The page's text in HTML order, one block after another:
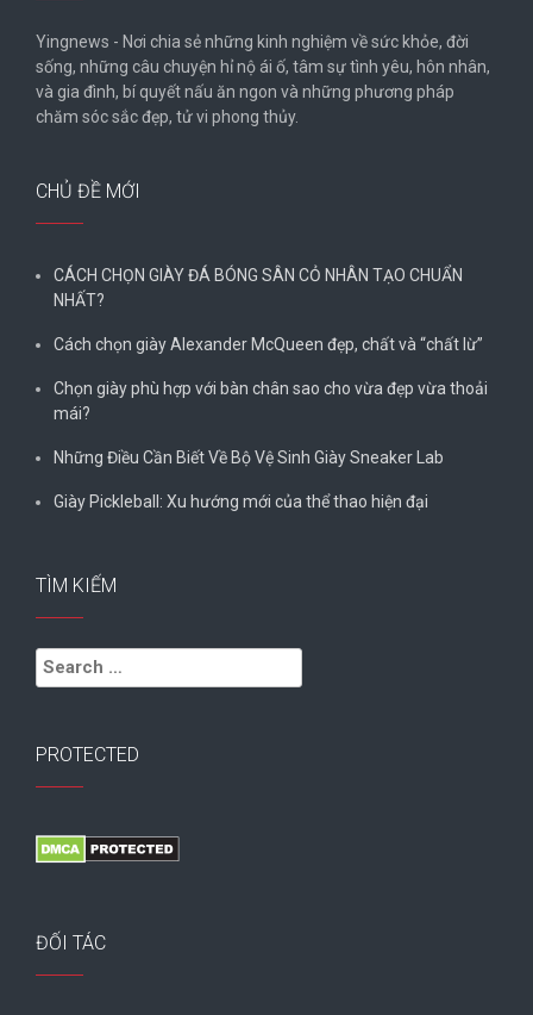
Yingnews - Nơi chia sẻ những kinh nghiệm về sức khỏe, đời
sống, những câu chuyện hỉ nộ ái ố, tâm sự tình yêu, hôn nhân,
và gia đình, bí quyết nấu ăn ngon và những phương pháp
chăm sóc sắc đẹp, tử vi phong thủy.
CHỦ ĐỀ MỚI
CÁCH CHỌN GIÀY ĐÁ BÓNG SÂN CỎ NHÂN TẠO CHUẨN
NHẤT?
Cách chọn giày Alexander McQueen đẹp, chất và “chất lừ”
Chọn giày phù hợp với bàn chân sao cho vừa đẹp vừa thoải
mái?
Những Điều Cần Biết Về Bộ Vệ Sinh Giày Sneaker Lab
Giày Pickleball: Xu hướng mới của thể thao hiện đại
TÌM KIẾM
Search
for:
PROTECTED
ĐỐI TÁC